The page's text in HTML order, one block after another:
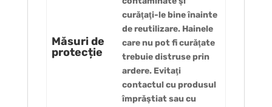
Măsuri de
protecție
curăţaţi-le bine înainte
de reutilizare. Hainele
care nu pot fi curăţate
trebuie distruse prin
ardere. Evitaţi
contactul cu produsul
împrăştiat sau cu